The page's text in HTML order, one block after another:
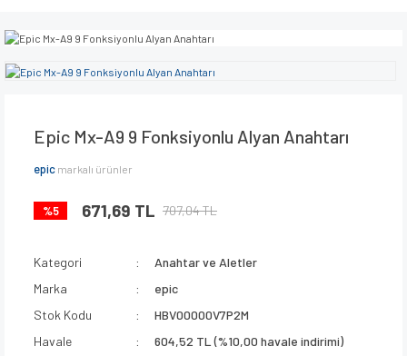
Epic Mx-A9 9 Fonksiyonlu Alyan Anahtarı
epic markalı ürünler
%5 671,69 TL 707,04 TL
Kategori
Anahtar ve Aletler
Marka
epic
Stok Kodu
HBV00000V7P2M
Havale
604,52 TL (%10,00 havale indirimi)